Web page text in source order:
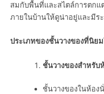
สมกับพื้นที่และสไตล์การตกแ
ภายในบ้านให้ดูน่าอยู่และมีร
ประเภทของชั้นวางของที่นิย
ชั้นวางของสำหรับ
ชั้นวางของในห้อง